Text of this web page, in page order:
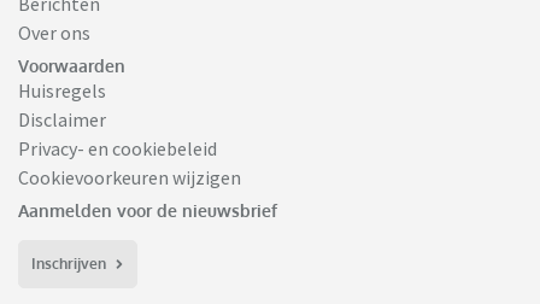
Over ons
Voorwaarden
Huisregels
Disclaimer
Privacy- en cookiebeleid
Cookievoorkeuren wijzigen
Aanmelden voor de nieuwsbrief
Inschrijven